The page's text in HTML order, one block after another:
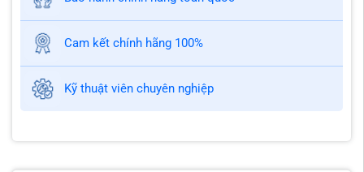
Cam kết chính hãng 100%
Kỹ thuật viên chuyên nghiệp